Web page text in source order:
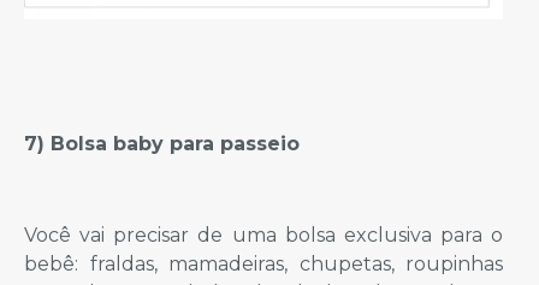
7) Bolsa baby para passeio
Você vai precisar de uma bolsa exclusiva para o
bebê: fraldas, mamadeiras, chupetas, roupinhas